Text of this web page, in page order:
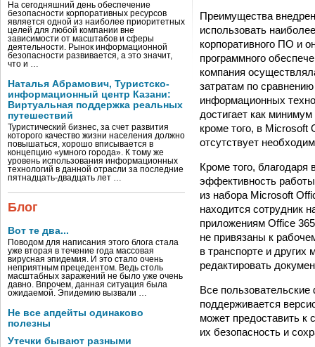
На сегодняшний день обеспечение
безопасности корпоративных ресурсов
является одной из наиболее приоритетных
целей для любой компании вне
зависимости от масштабов и сферы
деятельности. Рынок информационной
безопасности развивается, а это значит,
что и …
Наталья Абрамович, Туристско-
информационный центр Казани:
Виртуальная поддержка реальных
путешествий
Туристический бизнес, за счет развития
которого качество жизни населения должно
повышаться, хорошо вписывается в
концепцию «умного города». К тому же
уровень использования информационных
технологий в данной отрасли за последние
пятнадцать-двадцать лет …
Блог
Вот те два...
Поводом для написания этого блога стала
уже вторая в течение года массовая
вирусная эпидемия. И это стало очень
неприятным прецедентом. Ведь столь
масштабных заражений не было уже очень
давно. Впрочем, данная ситуация была
ожидаемой. Эпидемию вызвали …
Не все апдейты одинаково
полезны
Утечки бывают разными
Преимущества
использовать
корпоративного ПО и
программного
компания
затратам по
информационных
достигает как
кроме того, в
отсутствует
Кроме того,
эффективность
из набора Microsoft
находится сотрудник
приложениям Office
не привязаны к
в транспорте и
редактировать
Все
поддерживается
может предоставить
их безопасность и